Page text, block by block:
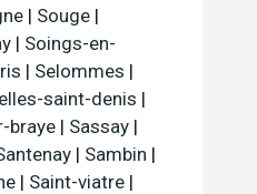
| Souge |
| Soings-en-
| Selommes |
saint-denis |
braye | Sassay |
| Sambin |
| Saint-viatre |